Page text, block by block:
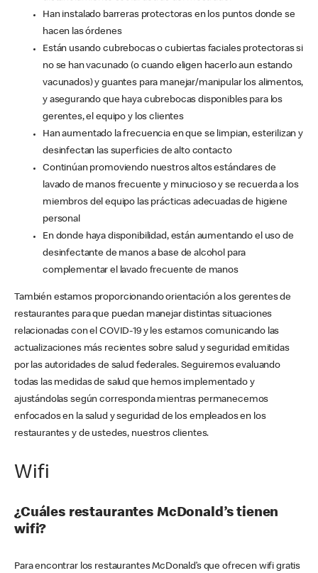
Han instalado barreras protectoras en los puntos donde se
hacen las órdenes
Están usando cubrebocas o cubiertas faciales protectoras si
no se han vacunado (o cuando eligen hacerlo aun estando
vacunados) y guantes para manejar/manipular los alimentos,
y asegurando que haya cubrebocas disponibles para los
gerentes, el equipo y los clientes
Han aumentado la frecuencia en que se limpian, esterilizan y
desinfectan las superficies de alto contacto
Continúan promoviendo nuestros altos estándares de
lavado de manos frecuente y minucioso y se recuerda a los
miembros del equipo las prácticas adecuadas de higiene
personal
En donde haya disponibilidad, están aumentando el uso de
desinfectante de manos a base de alcohol para
complementar el lavado frecuente de manos
También estamos proporcionando orientación a los gerentes de
restaurantes para que puedan manejar distintas situaciones
relacionadas con el COVID-19 y les estamos comunicando las
actualizaciones más recientes sobre salud y seguridad emitidas
por las autoridades de salud federales. Seguiremos evaluando
todas las medidas de salud que hemos implementado y
ajustándolas según corresponda mientras permanecemos
enfocados en la salud y seguridad de los empleados en los
restaurantes y de ustedes, nuestros clientes.
Wifi
¿Cuáles restaurantes McDonald’s tienen
wifi?
Para encontrar los restaurantes McDonald’s que ofrecen wifi gratis